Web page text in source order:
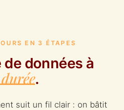
EN 3 ÉTAPES
de données à
.
suit un fil clair : on bâtit